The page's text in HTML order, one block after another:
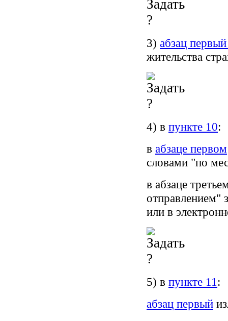
3) абзац
жительства
4) в пункте 10:
в абзаце первом
словами "по
в абзаце
отправлением"
или в
5) в пункте 11:
абзац первый